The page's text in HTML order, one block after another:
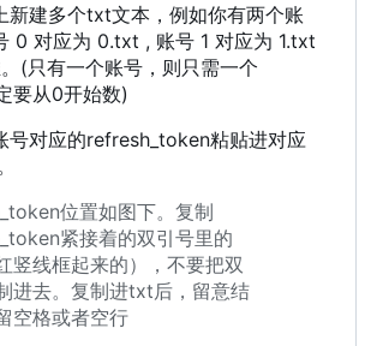
新建多个txt文本，例如你有两个账
0 对应为 0.txt , 账号 1 对应为 1.txt
(只有一个账号，则只需一个
要从0开始数)
号对应的refresh_token粘贴进对应
位置如图下。复制
紧接着的双引号里的
竖线框起来的），不要把双
进去。复制进txt后，留意结
空格或者空行